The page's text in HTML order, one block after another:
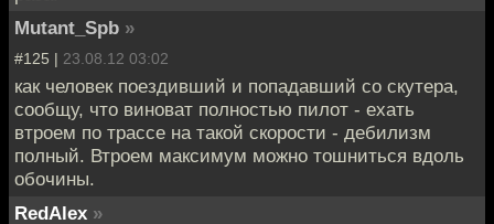
Mutant_Spb »
#125 | 23.08.12 03:02
как человек поездивший и попадавший со скутера,
сообщу, что виноват полностью пилот - ехать
втроем по трассе на такой скорости - дебилизм
полный. Втроем максимум можно тошниться вдоль
обочины.
RedAlex »